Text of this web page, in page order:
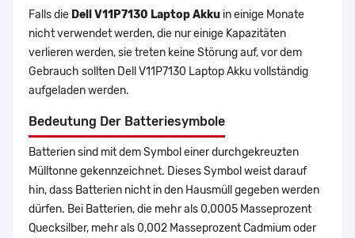
Falls die Dell V11P7130 Laptop Akku in einige Monate
nicht verwendet werden, die nur einige Kapazitäten
verlieren werden, sie treten keine Störung auf, vor dem
Gebrauch sollten Dell V11P7130 Laptop Akku vollständig
aufgeladen werden.
Bedeutung Der Batteriesymbole
Batterien sind mit dem Symbol einer durchgekreuzten
Mülltonne gekennzeichnet. Dieses Symbol weist darauf
hin, dass Batterien nicht in den Hausmüll gegeben werden
dürfen. Bei Batterien, die mehr als 0,0005 Masseprozent
Quecksilber, mehr als 0,002 Masseprozent Cadmium oder